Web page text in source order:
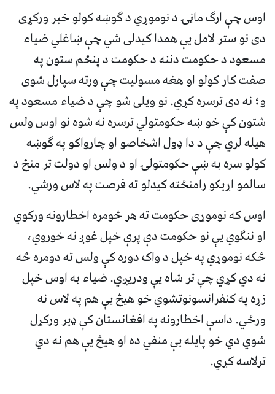
اوس چې ارګ ماڼۍ د نوموړي د ګوښه کولو خبر ورکړی
دی نو ستر لامل يې همدا کيدلی شي چې ښاغلي ضياء
مسعود د حکومت دننه د حکومت د پنځم ستون په
صفت کار کولو او هغه مسوليت چې ورته سپارل شوی
و؛ نه دی ترسره کړي. نو ويلی شو چې د ضیاء مسعود په
شتون کې خو ښه حکومتولي ترسره نه شوه نو اوس ولس
هيله لري چې د دا ډول اشخاصو او چارواکو په ګوښه
کولو سره به ښې حکومتولۍ او د ولس او دولت تر منځ د
سالمو اړیکو رامنځته کيدلو ته فرصت په لاس ورشي.
اوس که نوموړی حکومت ته هر څومره اخطارونه ورکوي
او ننګوي يې نو حکومت دې پرې خپل غوږ نه خوروي،
ځکه نوموړي په خپل د واک دوره کې ولس ته دومره څه
نه دي کړي چې تر شاه يې ودريږي. ضياء به اوس خپل
زړه په کنفرانسونوتشوي خو هيڅ يې هم په لاس نه
ورځي. داسې اخطارونه په افغانستان کې ډير ورکړل
شوي دي خو پايله يې منفي ده او هيڅ يې هم نه دي
ترلاسه کړي.